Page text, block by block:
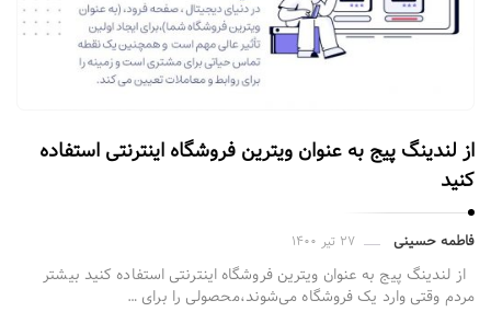
از لندینگ پیج به‌ عنوان ویترین فروشگاه اینترنتی استفاده
کنید
فاطمه حسینی ۲۷ تیر ۱۴۰۰
از لندینگ پیج به‌ عنوان ویترین فروشگاه اینترنتی استفاده کنید بیشتر
مردم وقتی وارد یک فروشگاه می‌شوند،محصولی را برای …